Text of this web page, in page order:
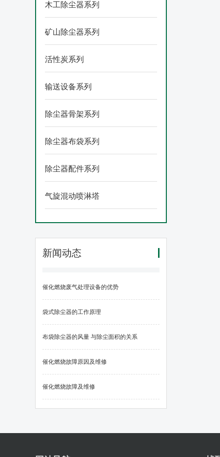
木工除尘器系列
矿山除尘器系列
活性炭系列
输送设备系列
除尘器骨架系列
除尘器布袋系列
除尘器配件系列
气旋混动喷淋塔
新闻动态
催化燃烧废气处理设备的优势
袋式除尘器的工作原理
布袋除尘器的风量 与除尘面积的关系
催化燃烧故障原因及维修
催化燃烧故障及维修